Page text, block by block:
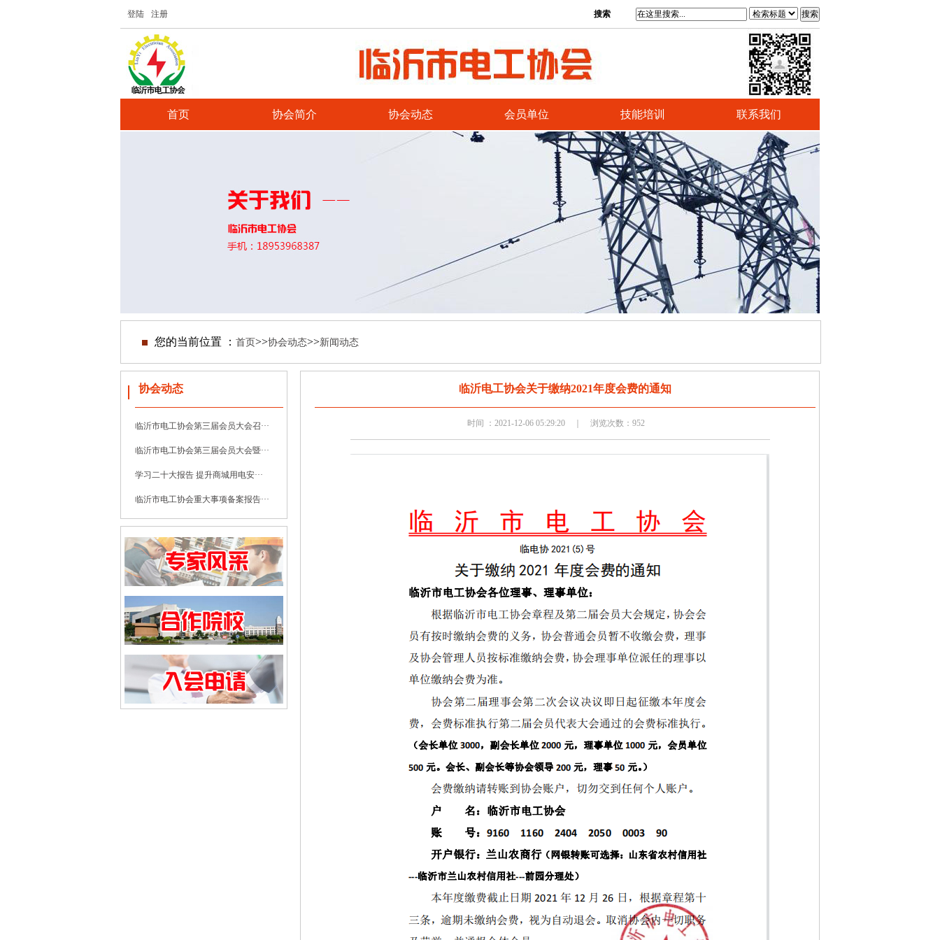
登陆 注册 搜索 搜索
首页 协会简介 协会动态 会员单位 技能培训 联系我们
您的当前位置 ： 首页>>协会动态>>新闻动态
协会动态
临沂市电工协会第三届会员大会召···
临沂市电工协会第三届会员大会暨···
学习二十大报告 提升商城用电安···
临沂市电工协会重大事项备案报告···
临沂电工协会关于缴纳2021年度会费的通知
时间 ：2021-12-06 05:29:20 ｜ 浏览次数：952